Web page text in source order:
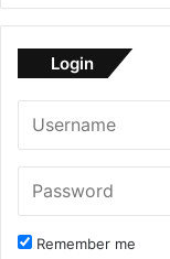
Login
Remember me